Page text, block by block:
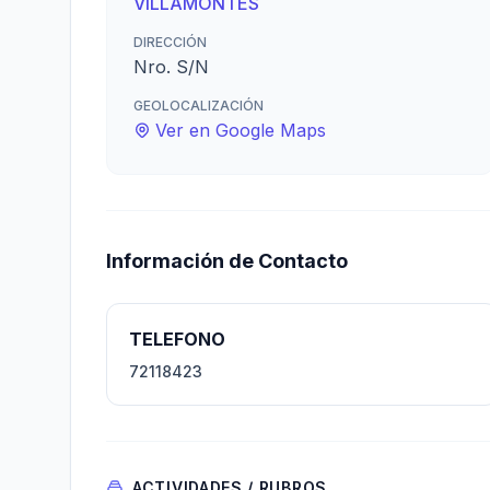
DIRECCIÓN
Nro. S/N
GEOLOCALIZACIÓN
Ver en Google Maps
Información de Contacto
TELEFONO
72118423